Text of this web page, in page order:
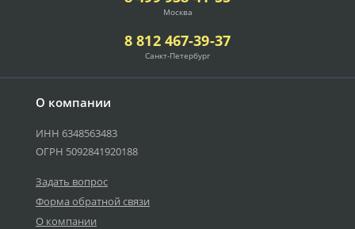
О компании
ИНН 6348563483
ОГРН 5092841920188
Задать вопрос
Форма обратной связи
О компании
Москва
8 812 467-39-37
Санкт-Петербург